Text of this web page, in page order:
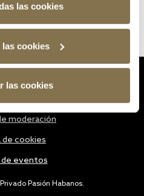
las cookies
cookies
las cookies
Pasión Habanos.
moderación
de cookies
eventos